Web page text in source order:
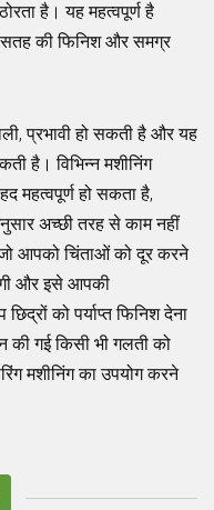
है। यह महत्वपूर्ण है
सतह की फिनिश और समग्र
प्रभावी हो सकती है और यह
है। विभिन्न मशीनिंग
महत्वपूर्ण हो सकता है,
अच्छी तरह से काम नहीं
आपको चिंताओं को दूर करने
और इसे आपकी
को पर्याप्त फिनिश देना
की गई किसी भी गलती को
मशीनिंग का उपयोग करने